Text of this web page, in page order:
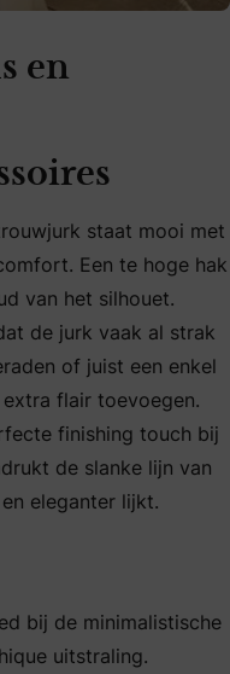
en
staat mooi met
Een te hoge hak
van het silhouet.
de jurk vaak al strak
of juist een enkel
flair toevoegen.
finishing touch bij
de slanke lijn van
eleganter lijkt.
bij de minimalistische
uitstraling.